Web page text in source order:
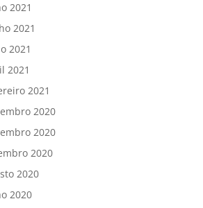
2021
2021
2021
2021
2021
2020
2020
2020
2020
2020